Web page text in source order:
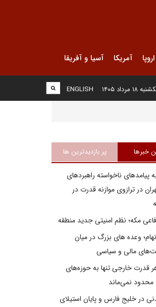
اروپا آمریکا آسیا و آفریقا
ENGLISH ۱۸ مرداد ۱۴۰۵
خبرها پر بازدیدترین ها
پیامدهای ناخواسته راهبردهای
در ترازوی موازنه قدرت در
مکه؛ نظم امنیتی جدید منطقه
وعده های بزرگ در میان
مالی و سیاسی
قدرت خارجی تنها به حوزه‌های
محدود نمی‌ماند
در خلیج فارس و پایان استیلای